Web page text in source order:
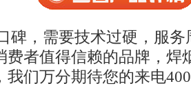
碑，需要技术过硬，服
费者值得信赖的品牌，焊
我们万分期待您的来电